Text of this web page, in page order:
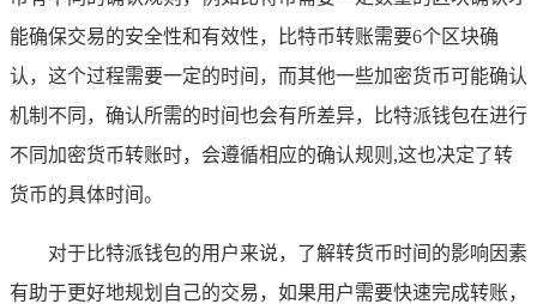
能确保交易的安全性和有效性，比特币转账需要6个区块确
认，这个过程需要一定的时间，而其他一些加密货币可能确认
机制不同，确认所需的时间也会有所差异，比特派钱包在进行
不同加密货币转账时，会遵循相应的确认规则,这也决定了转
货币的具体时间。
对于比特派钱包的用户来说，了解转货币时间的影响因素
有助于更好地规划自己的交易，如果用户需要快速完成转账，